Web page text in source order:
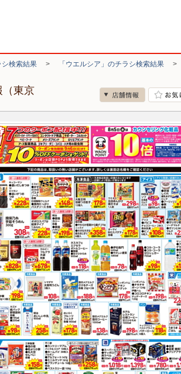
シ検索結果 > 「ウエルシア」のチラシ検索結果 >
（東京